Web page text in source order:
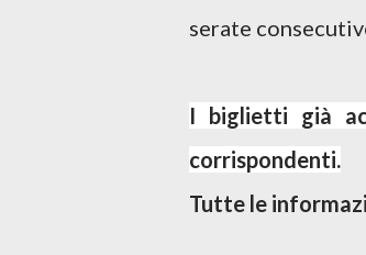
serate
I biglietti già
corrispondenti.
Tutte le